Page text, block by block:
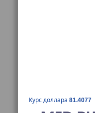
Курс доллара 81.4077